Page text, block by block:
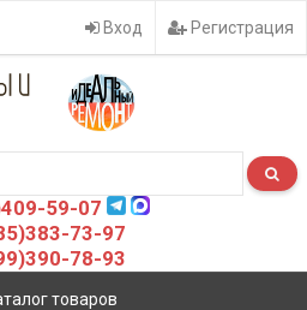
Вход Регистрация
59-07
73-97
78-93
товаров